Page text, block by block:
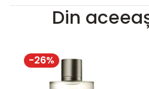
Din
-26%